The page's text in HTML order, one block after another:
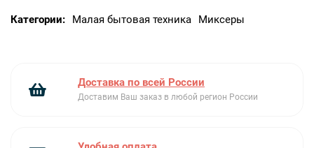
Категории: Малая бытовая техника Миксеры
Доставка по всей России
Доставим Ваш заказ в любой регион России